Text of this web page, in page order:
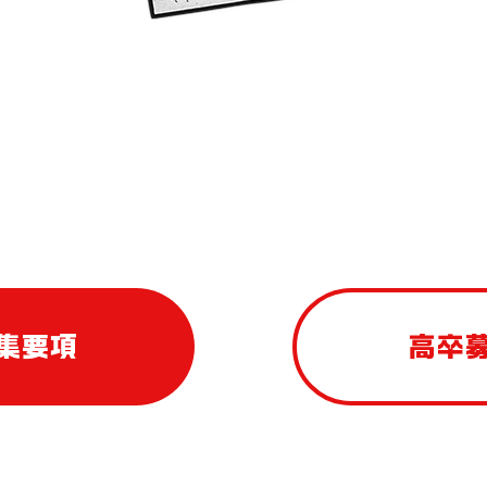
要項 高卒